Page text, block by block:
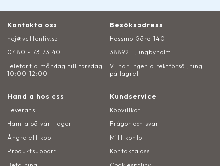
Kontakta oss
hej@vattenliv.se
0480 - 73 73 40
Telefontid måndag till torsdag
10:00-12:00
Besöksadress
Hossmo Gård 140
38892 Ljungbyholm
Vi har ingen direktförsäljning
på lagret
Handla hos oss
Leverans
Hämta på vårt lager
Ångra ett köp
Produktsupport
Kundservice
Köpvillkor
Frågor och svar
Mitt konto
Kontakta oss